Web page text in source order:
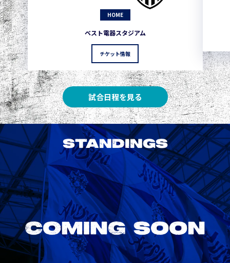
HOME
ベスト電器スタジアム
チケット情報
試合日程を見る
STANDINGS